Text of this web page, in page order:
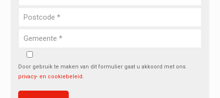
Door gebruik te maken van dit formulier gaat u akkoord met ons
privacy- en cookiebeleid.